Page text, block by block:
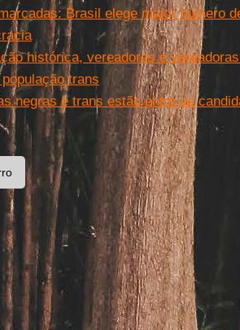
Brasil elege maior número
histórica, vereadores e
trans
negras e trans estão entre as